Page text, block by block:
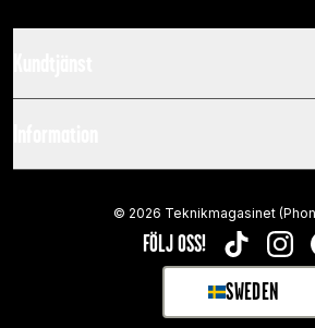
FÖLJ OSS! TIKTOK
SWEDEN
SELECT
© 2026 Teknikmagasinet